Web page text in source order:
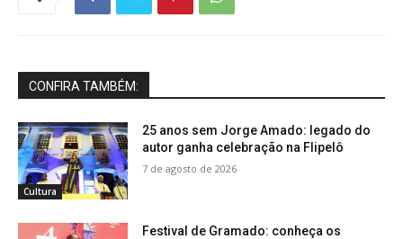
CONFIRA TAMBÉM:
Cultura
25 anos sem Jorge Amado: legado do
autor ganha celebração na Flipelô
7 de agosto de 2026
Festival de Gramado: conheça os